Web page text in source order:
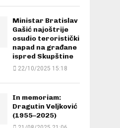
Ministar Bratislav
Gašić najoštrije
osudio teroristički
napad na građane
ispred Skupštine
22/10/2025 15:18
In memoriam:
Dragutin Veljković
(1955–2025)